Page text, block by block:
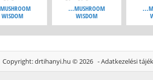
120db
WISDOM
tabletta, 120db
...MUSHROOM
WISDOM
-45% -
Copyright:drtihanyi.hu © 2026 -Adatkezelési